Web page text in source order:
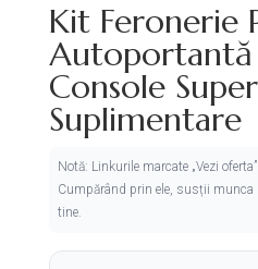
Kit Feronerie
Console
Suplimentare
Notă: Linkurile marcate „Vezi
Cumpărând prin ele, susții
tine.